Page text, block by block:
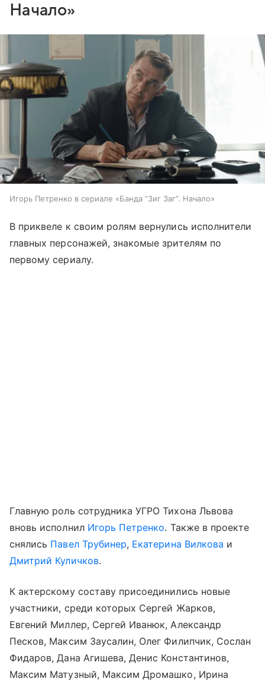
Начало»
Игорь Петренко в сериале «Банда “Зиг Заг”. Начало»
В приквеле к своим ролям вернулись исполнители
главных персонажей, знакомые зрителям по
первому сериалу.
Главную роль сотрудника УГРО Тихона Львова
вновь исполнил Игорь Петренко. Также в проекте
снялись Павел Трубинер, Екатерина Вилкова и
Дмитрий Куличков.
К актерскому составу присоединились новые
участники, среди которых Сергей Жарков,
Евгений Миллер, Сергей Иванюк, Александр
Песков, Максим Заусалин, Олег Филипчик, Сослан
Фидаров, Дана Агишева, Денис Константинов,
Максим Матузный, Максим Дромашко, Ирина